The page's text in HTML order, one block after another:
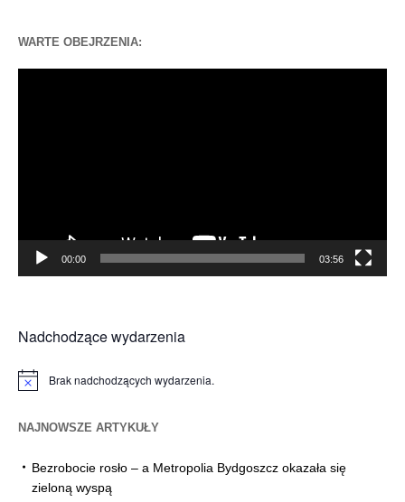
WARTE OBEJRZENIA:
00:00 03:56
Nadchodzące wydarzenia
Powiadomienie
Brak nadchodzących wydarzenia.
NAJNOWSZE ARTYKUŁY
Bezrobocie rosło – a Metropolia Bydgoszcz okazała się
zieloną wyspą